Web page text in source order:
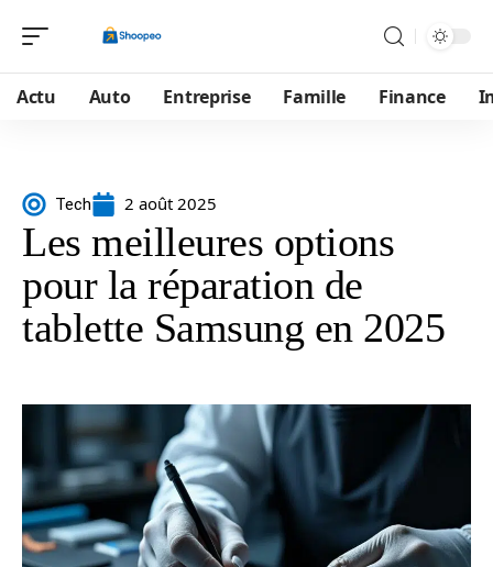
Actu Auto Entreprise Famille Finance
Tech 2 août 2025
Les meilleures options
pour la réparation de
tablette Samsung en 2025